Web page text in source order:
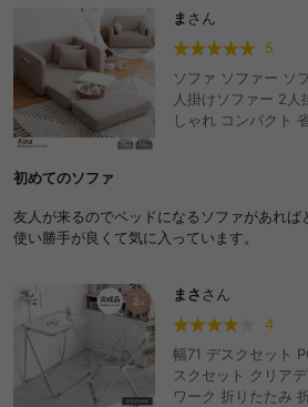
ま さん
5
ソファ ソファー ソ
人掛けソファー 2
しゃれ コンパクト
初めてのソファ
友人が来るのでベッドになるソファがあれば
使い勝手が良くて気に入っています。
まさ さん
4
幅71 デスクセット
スクセット クリア
ワーク 折りたたみ